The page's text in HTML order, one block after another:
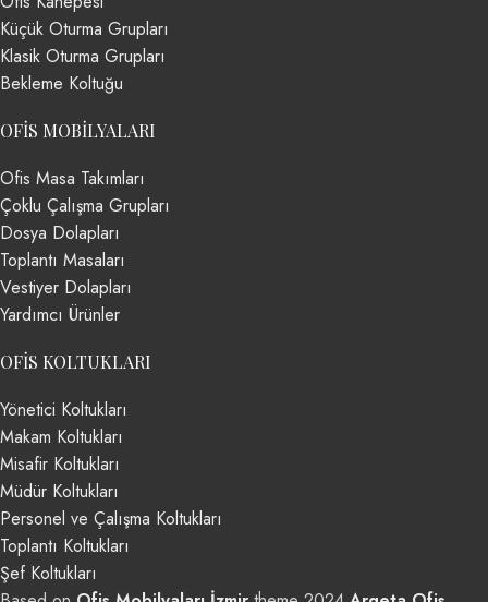
Küçük Oturma Grupları
Klasik Oturma Grupları
Bekleme Koltuğu
OFIS MOBILYALARI
Ofis Masa Takımları
Çoklu Çalışma Grupları
Dosya Dolapları
Toplantı Masaları
Vestiyer Dolapları
Yardımcı Ürünler
OFIS KOLTUKLARI
Yönetici Koltukları
Makam Koltukları
Misafir Koltukları
Müdür Koltukları
Personel ve Çalışma Koltukları
Toplantı Koltukları
Şef Koltukları